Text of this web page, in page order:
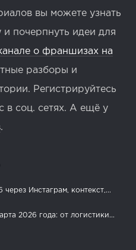
вы можете узнать
почерпнуть идеи для
о франшизах на
разборы и
Регистрируйтесь
в соц. сетях. А ещё у
.
Инстаграм, контекст,...
2026 года: от логистики...